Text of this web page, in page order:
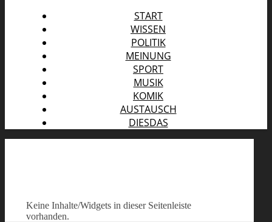
START
WISSEN
POLITIK
MEINUNG
SPORT
MUSIK
KOMIK
AUSTAUSCH
DIESDAS
Keine Inhalte/Widgets in dieser Seitenleiste
vorhanden.